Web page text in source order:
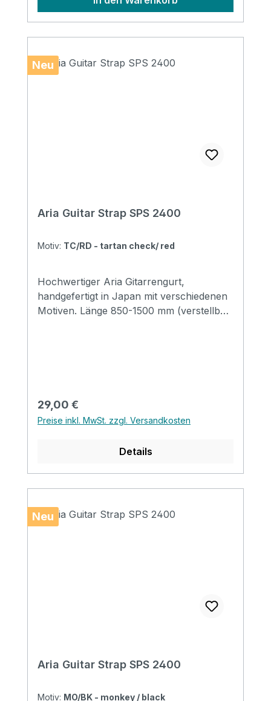
Neu
Aria Guitar Strap SPS 2400
Motiv: TC/RD - tartan check/ red
Hochwertiger Aria Gitarrengurt,
handgefertigt in Japan mit verschiedenen
Motiven. Länge 850-1500 mm (verstellbar)
Regulärer Preis:
29,00 €
Preise inkl. MwSt. zzgl. Versandkosten
Details
Neu
Aria Guitar Strap SPS 2400
Motiv: MO/BK - monkey / black